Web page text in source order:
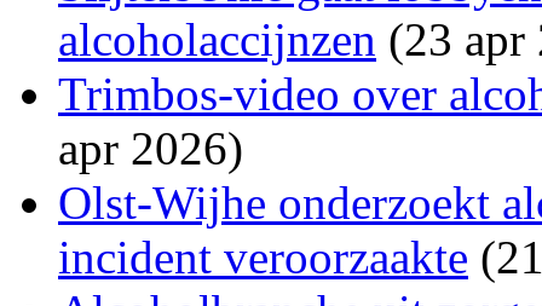
alcoholaccijnzen (23 apr
Trimbos-video over
apr 2026)
Olst-Wijhe onderzoekt
incident veroorzaakte